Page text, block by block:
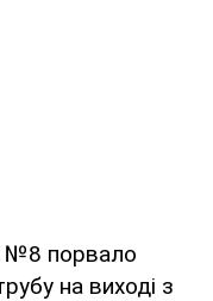
№8 порвало
на виході з